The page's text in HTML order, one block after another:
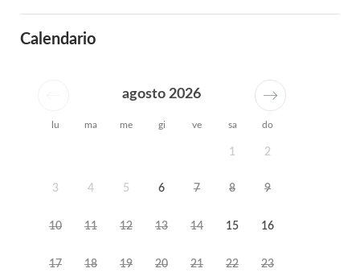
Calendario
lu ma me gi ve sa do
agosto 2026
1 2
3 4 5 6 7 8 9
10 11 12 13 14 15 16
17 18 19 20 21 22 23